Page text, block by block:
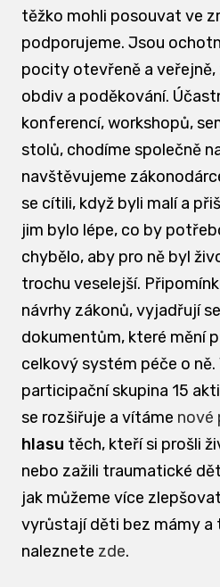
těžko mohli posouvat ve
podporujeme. Jsou
pocity otevřeně a
obdiv a poděkování.
konferencí, workshopů,
stolů, chodíme společně
navštěvujeme
se cítili, když byli malí a
jim bylo lépe, co by
chybělo, aby pro ně byl
trochu veselejší.
návrhy zákonů, vyjadřují
dokumentům, které mění
celkový systém péče o
participační skupina 15
se rozšiřuje a vítáme nové
hlasu těch, kteří si prošli
nebo zažili traumatické
jak můžeme více
vyrůstají děti bez mámy a
naleznete zde.